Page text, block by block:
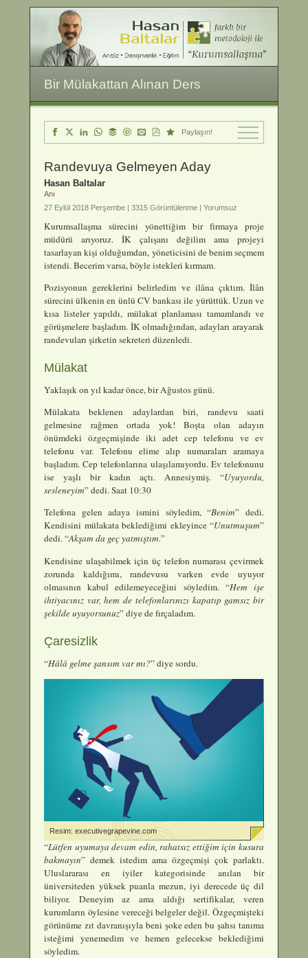
Bir Mülakattan Alınan Ders
Paylaşın!
Randevuya Gelmeyen Aday
Hasan Baltalar
Anı
27 Eylül 2018 Perşembe | 3315 Görüntülenme | Yorumsuz
Kurumsallaşma sürecini yönettiğim bir firmaya proje
müdürü arıyoruz. İK çalışanı değilim ama projeyi
tasarlayan kişi olduğumdan, yöneticisini de benim seçmem
istendi. Becerim varsa, böyle istekleri kırmam.
Pozisyonun gereklerini belirledim ve ilâna çıktım. İlân
sürecini ülkenin en ünlü CV bankası ile yürüttük. Uzun ve
kısa listeler yapıldı, mülakat planlaması tamamlandı ve
görüşmelere başladım. İK olmadığından, adayları arayarak
randevuları şirketin sekreteri düzenledi.
Mülakat
Yaklaşık on yıl kadar önce, bir Ağustos günü.
Mülakata beklenen adaylardan biri, randevu saati
gelmesine rağmen ortada yok! Boşta olan adayın
önümdeki özgeçmişinde iki adet cep telefonu ve ev
telefonu var. Telefonu elime alıp numaraları aramaya
başladım. Cep telefonlarına ulaşılamıyordu. Ev telefonunu
ise yaşlı bir kadın açtı. Annesiymiş. “Uyuyordu,
sesleneyim” dedi. Saat 10:30
Telefona gelen adaya ismini söyledim, “Benim” dedi.
Kendisini mülakata beklediğimi ekleyince “Unutmuşum”
dedi. “Akşam da geç yatmıştım.”
Kendisine ulaşabilmek için üç telefon numarası çevirmek
zorunda kaldığımı, randevusu varken evde uyuyor
olmasının kabul edilemeyeceğini söyledim. “Hem işe
ihtiyacınız var, hem de telefonlarınızı kapatıp gamsız bir
şekilde uyuyorsunuz” diye de fırçaladım.
Çaresizlik
“Hâlâ gelme şansım var mı?” diye sordu.
Resim: executivegrapevine.com
“Lütfen uyumaya devam edin, rahatsız ettiğim için kusura
bakmayın” demek istedim ama özgeçmişi çok parlaktı.
Uluslararası en iyiler kategorisinde anılan bir
üniversiteden yüksek puanla mezun, iyi derecede üç dil
biliyor. Deneyim az ama aldığı sertifikalar, veren
kurumların öylesine vereceği belgeler değil. Özgeçmişteki
görünüme zıt davranışıyla beni şoke eden bu şahsı tanıma
isteğimi yenemedim ve hemen gelecekse beklediğimi
söyledim.